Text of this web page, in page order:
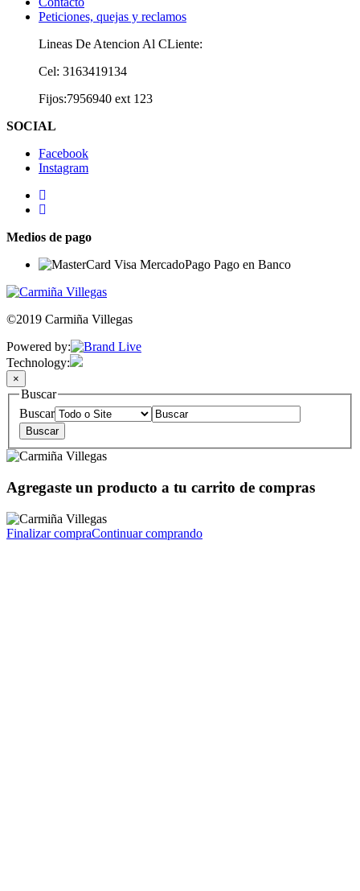
Peticiones, quejas y reclamos
Lineas De Atencion Al CLiente:
Cel: 3163419134
Fijos:7956940 ext 123
SOCIAL
Facebook
Instagram
Medios de pago
©2019 Carmiña Villegas
Powered by:
Technology:
×
Buscar
Buscar
Agregaste un producto a tu carrito de compras
Finalizar compraContinuar comprando